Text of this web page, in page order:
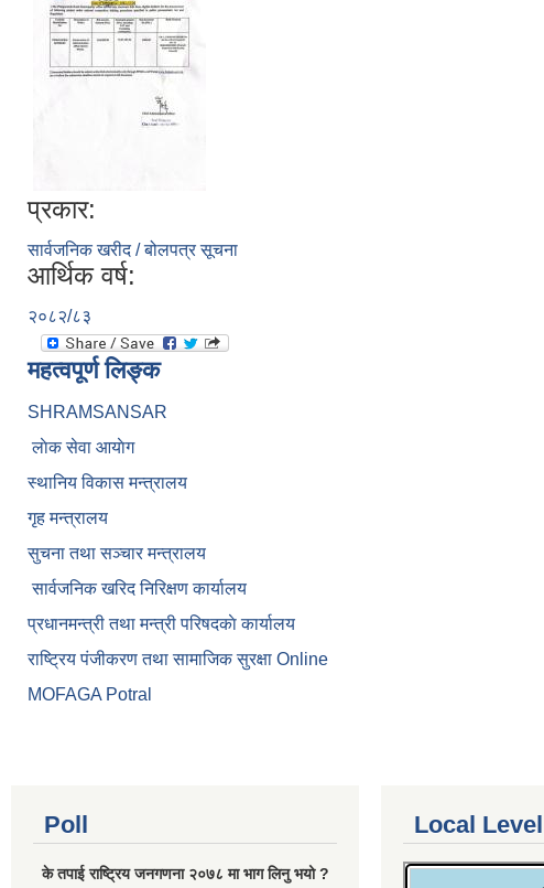
प्रकार:
सार्वजनिक खरीद / बोलपत्र सूचना
आर्थिक वर्ष:
२०८२/८३
महत्वपूर्ण लिङ्क
SHRAMSANSAR
लाेक सेवा आयाेग
स्थानिय विकास मन्त्रालय
गृह मन्त्रालय
सुचना तथा सञ्चार मन्त्रालय
सार्वजनिक खरिद निरिक्षण कार्यालय
प्रधानमन्त्री तथा मन्त्री परिषदकाे कार्यालय
राष्ट्रिय पंजीकरण तथा सामाजिक सुरक्षा Online
MOFAGA Potral
Poll
के तपाई राष्ट्रिय जनगणना २०७८ मा भाग लिनु भयो ?
Local Level